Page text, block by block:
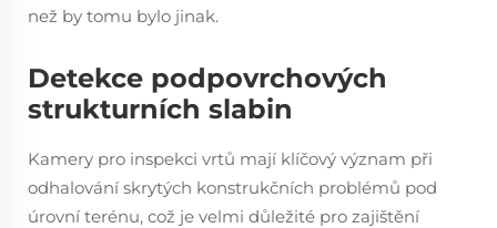
než by tomu bylo jinak.
Detekce podpovrchových
strukturních slabin
Kamery pro inspekci vrtů mají klíčový význam při
odhalování skrytých konstrukčních problémů pod
úrovní terénu, což je velmi důležité pro zajištění